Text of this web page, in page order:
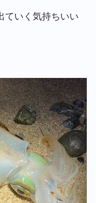
ていく気持ちいい